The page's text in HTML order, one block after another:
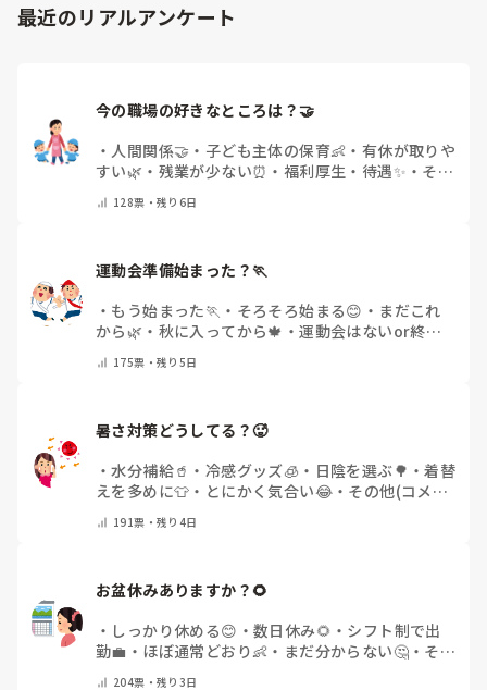
最近のリアルアンケート
・ 人間関係🤝 ・ 子ども主体の保育👶 ・ 有休が取りや
すい🌿 ・ 残業が少ない⏰ ・ 福利厚生・待遇✨ ・ その
128票・残り6日
運動会準備始まった？🏃
・ もう始まった🏃 ・ そろそろ始まる😊 ・ まだこれ
から🌿 ・ 秋に入ってから🍁 ・運動会はないor終わ
175票・残り5日
暑さ対策どうしてる？🥵
・水分補給🥤 ・ 冷感グッズ🧊 ・ 日陰を選ぶ🌳 ・着替
えを多めに👕 ・ とにかく気合い😂・ その他(コメン
191票・残り4日
お盆休みありますか？🌻
・ しっかり休める😊 ・ 数日休み🌻 ・ シフト制で出
勤💼 ・ ほぼ通常どおり👶 ・ まだ分からない🤔・ その
204票・残り3日